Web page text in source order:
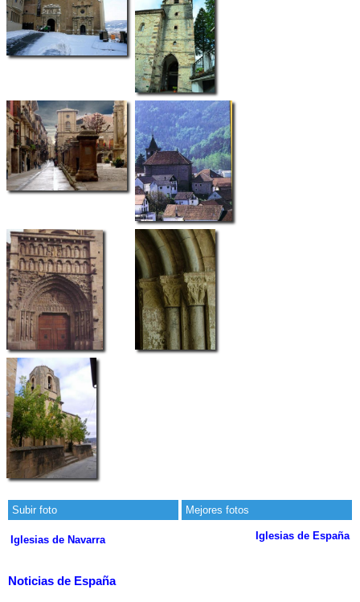
Subir foto Mejores fotos
Iglesias de Navarra Iglesias de España
Noticias de España